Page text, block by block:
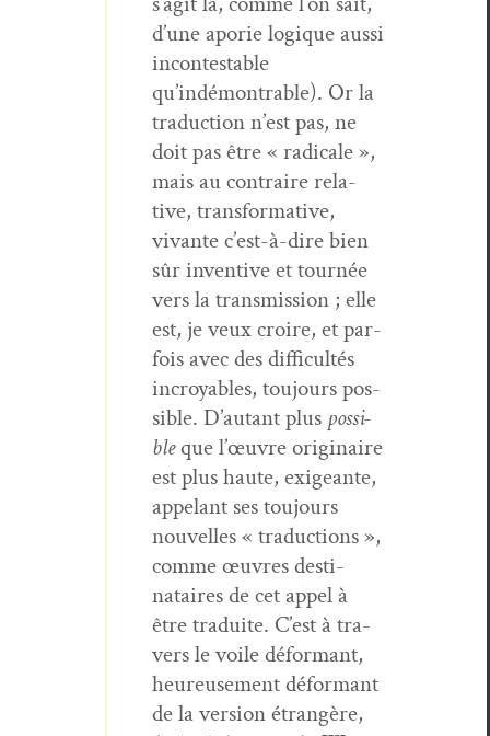
d’une apor­ie logique aus­si
incon­testable
qu’indémontrable). Or la
tra­duc­tion n’est pas, ne
doit pas être « rad­i­cale »,
mais au con­traire rel­a­
tive, trans­for­ma­tive,
vivante c’est-à-dire bien
sûr inven­tive et tournée
vers la trans­mis­sion ; elle
est, je veux croire, et par­
fois avec des dif­fi­cultés
incroy­ables, tou­jours pos­
si­ble. D’autant plus pos­si­
bleque l’œuvre orig­i­naire
est plus haute, exigeante,
appelant ses tou­jours
nou­velles « tra­duc­tions »,
comme œuvres des­ti­
nataires de cet appel à
être traduite. C’est à tra­
vers le voile défor­mant,
heureuse­ment défor­mant
de la ver­sion étrangère,